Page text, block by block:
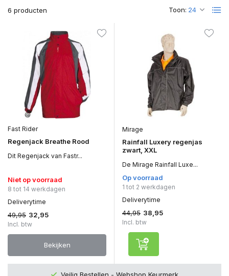
6 producten Toon:
Fast Rider
Regenjack Breathe Rood
Dit Regenjack van Fastr...
Niet op voorraad
8 tot 14 werkdagen
Deliverytime
49,95 32,95
Incl. btw
Bekijken
Mirage
Rainfall Luxery regenjas
zwart, XXL
De Mirage Rainfall Luxe...
Op voorraad
1 tot 2 werkdagen
Deliverytime
44,95 38,95
Incl. btw